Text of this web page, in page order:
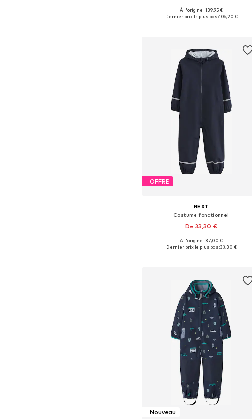
Tailles disponibles: 86, 92, 98, 104, 110,
À l'origine : 139,95 €
Dernier prix le plus bas :106,20 €
OFFRE
NEXT
Costume fonctionnel
De 33,30 €
Disponible en plusieurs tailles
À l'origine : 37,00 €
Dernier prix le plus bas :33,30 €
Nouveau